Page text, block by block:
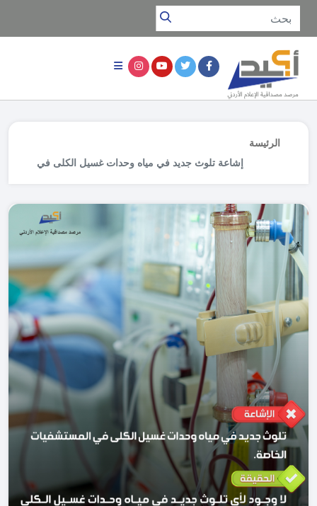
الرئيسة
إشاعة تلوث جديد في مياه وحدات غسيل الكلى في